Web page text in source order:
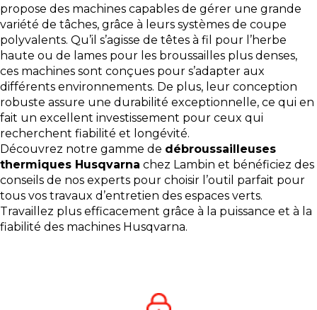
propose des machines capables de gérer une grande
variété de tâches, grâce à leurs systèmes de coupe
polyvalents. Qu’il s’agisse de têtes à fil pour l’herbe
haute ou de lames pour les broussailles plus denses,
ces machines sont conçues pour s’adapter aux
différents environnements. De plus, leur conception
robuste assure une durabilité exceptionnelle, ce qui en
fait un excellent investissement pour ceux qui
recherchent fiabilité et longévité.
Découvrez notre gamme de débroussailleuses
thermiques Husqvarna chez Lambin et bénéficiez des
conseils de nos experts pour choisir l’outil parfait pour
tous vos travaux d’entretien des espaces verts.
Travaillez plus efficacement grâce à la puissance et à la
fiabilité des machines Husqvarna.